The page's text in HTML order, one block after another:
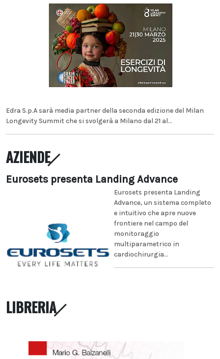
Edra S.p.A sarà media partner della seconda edizione del Milan
Longevity Summit che si svolgerà a Milano dal 21 al...
AZIENDE
Eurosets presenta Landing Advance
Eurosets presenta Landing
Advance, un sistema completo
e intuitivo che apre nuove
frontiere nel campo del
monitoraggio
multiparametrico in
cardiochirurgia...
LIBRERIA